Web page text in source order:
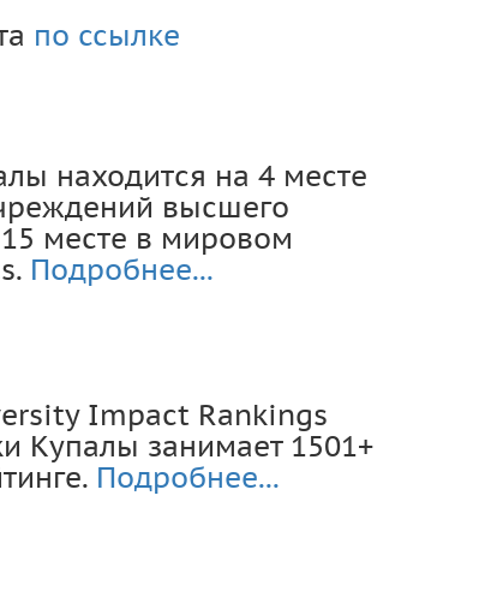
по ссылке
находится на 4 месте
высшего
месте в мировом
Подробнее...
Impact Rankings
Купалы занимает 1501+
Подробнее...